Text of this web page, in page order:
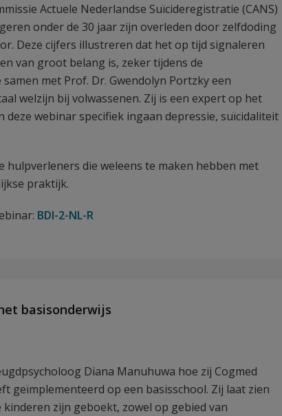
Actuele Nederlandse Suïcideregistratie (CANS)
onder de 30 jaar zijn overleden door zelfdoding
Deze cijfers illustreren dat het op tijd signaleren
van groot belang is, zeker tijdens de
met Prof. Dr. Gwendolyn Portzky een
welzijn bij volwassenen. Zij is een expert op het
deze webinar specifiek ingaan depressie, suïcidaliteit
hulpverleners die weleens te maken hebben met
praktijk.
BDI-2-NL-R
basisonderwijs
Diana Manuhuwa hoe zij Cogmed
geïmplementeerd op een basisschool. Zij laat zien
zijn geboekt, zowel op gebied van